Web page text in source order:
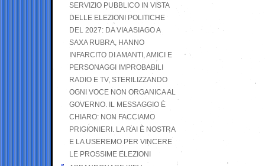
SERVIZIO PUBBLICO IN VISTA
DELLE ELEZIONI POLITICHE
DEL 2027: DA VIA ASIAGO A
SAXA RUBRA, HANNO
INFARCITO DI AMANTI, AMICI E
PERSONAGGI IMPROBABILI
RADIO E TV, STERILIZZANDO
OGNI VOCE NON ORGANICA AL
GOVERNO. IL MESSAGGIO È
CHIARO: NON FACCIAMO
PRIGIONIERI. LA RAI È NOSTRA
E LA USEREMO PER VINCERE
LE PROSSIME ELEZIONI